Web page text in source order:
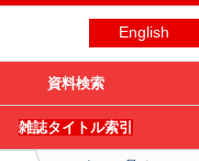
English
資料検索
雑誌タイトル索引